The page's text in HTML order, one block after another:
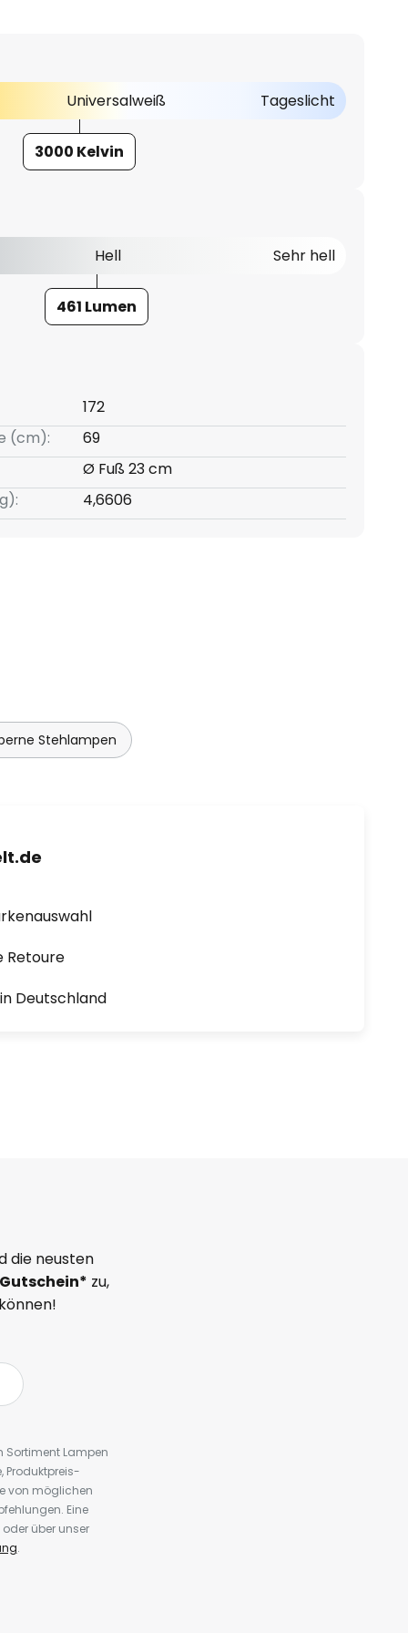
Universalweiß Tageslicht
3000 Kelvin
Hell Sehr hell
461 Lumen
172
(cm):
69
Ø Fuß 23 cm
4,6606
Stehlampen
Retoure
Deutschland
die neusten
zu,
Sortiment Lampen
Produktpreis-
von möglichen
Eine
über unser
.